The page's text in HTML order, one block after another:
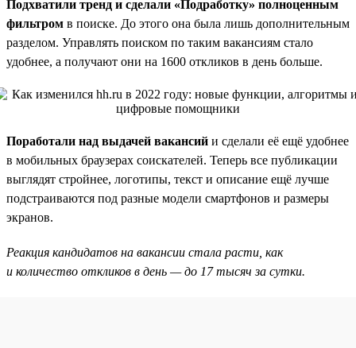
Подхватили тренд и сделали «Подработку» полноценным
фильтром в поиске. До этого она была лишь дополнительным
разделом. Управлять поиском по таким вакансиям стало
удобнее, а получают они на 1600 откликов в день больше.
Поработали над выдачей вакансий и сделали её ещё удобнее
в мобильных браузерах соискателей. Теперь все публикации
выглядят стройнее, логотипы, текст и описание ещё лучше
подстраиваются под разные модели смартфонов и размеры
экранов.
Реакция кандидатов на вакансии стала расти, как
и количество откликов в день — до 17 тысяч за сутки.